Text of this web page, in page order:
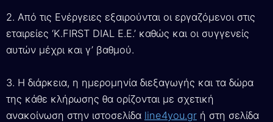
2. Από τις Ενέργειες εξαιρούνται οι εργαζόμενοι στις
εταιρείες ‘K.FIRST DIAL E.E.’ καθώς και οι συγγενείς
αυτών μέχρι και γ’ βαθμού.
3. Η διάρκεια, η ημερομηνία διεξαγωγής και τα δώρα
της κάθε κλήρωσης θα ορίζονται με σχετική
ανακοίνωση στην ιστοσελίδα line4you.gr ή στη σελίδα